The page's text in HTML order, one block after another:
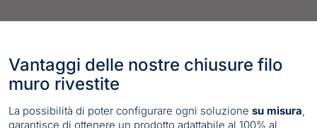
Vantaggi delle nostre chiusure filo
muro rivestite
La possibilità di poter configurare ogni soluzione su misura
garantisce di ottenere un prodotto adattabile al 100% al